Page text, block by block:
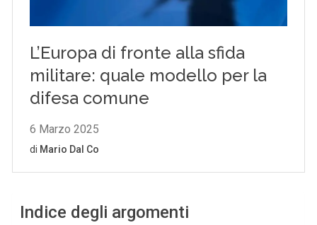
Indice degli argomenti